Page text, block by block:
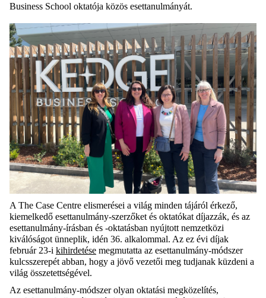
Business School oktatója közös esettanulmányát.
A The Case Centre elismerései a világ minden tájáról érkező,
kiemelkedő esettanulmány-szerzőket és oktatókat díjazzák, és az
esettanulmány-írásban és -oktatásban nyújtott nemzetközi
kiválóságot ünneplik, idén 36. alkalommal. Az ez évi díjak
február 23-i kihirdetése megmutatta az esettanulmány-módszer
kulcsszerepét abban, hogy a jövő vezetői meg tudjanak küzdeni a
világ összetettségével.
Az esettanulmány-módszer olyan oktatási megközelítés,